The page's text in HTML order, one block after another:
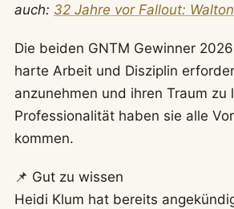
auch: 32 Jahre vor Fallout:
Die beiden GNTM Gewinner
harte Arbeit und Disziplin
anzunehmen und ihren Traum
Professionalität haben sie alle
kommen.
📌 Gut zu wissen
Heidi Klum hat bereits